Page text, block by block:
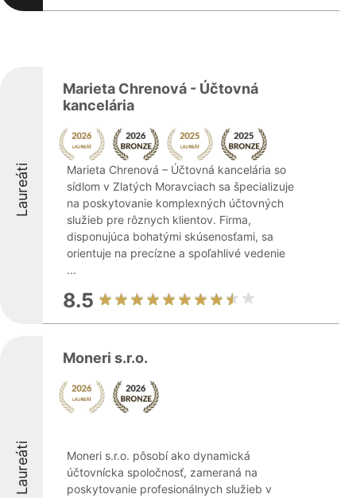
Laureáti
Marieta Chrenová - Účtovná
kancelária
Marieta Chrenová – Účtovná kancelária so
sídlom v Zlatých Moravciach sa špecializuje
na poskytovanie komplexných účtovných
služieb pre rôznych klientov. Firma,
disponujúca bohatými skúsenosťami, sa
orientuje na precízne a spoľahlivé vedenie
...
8.5
Laureáti
Moneri s.r.o.
Moneri s.r.o. pôsobí ako dynamická
účtovnícka spoločnosť, zameraná na
poskytovanie profesionálnych služieb v